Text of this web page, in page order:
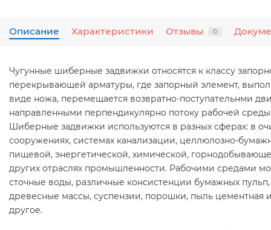
Описание Характеристики Отзывы 0
Чугунные шиберные задвижки относятся к классу
перекрывающей арматуры, где запорный элемент,
виде ножа, перемещается возвратно-поступательнми
направленными перпендикулярно потоку рабочей
Шиберные задвижки используются в разных сферах: в
сооружениях, системах канализации, целлюлозно-
пищевой, энергетической, химической,
других отраслях промышленности. Рабочими средами
сточные воды, различные консистенции бумажных
древесные массы, суспензии, порошки, пыль цементная
другое.